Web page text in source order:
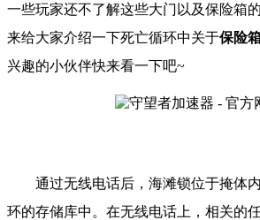
一些玩家还不了解这些大门以及保险箱的
来给大家介绍一下死亡循环中关于保险
兴趣的小伙伴快来看一下吧~
通过无线电话后，海滩锁位于掩体
环的存储库中。在无线电话上，相关的